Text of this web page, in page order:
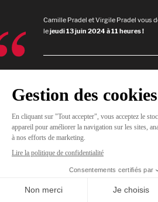
JE
Camille Pradel et Virgile Pradel vous
lejeudi 13 juin 2024 à 11 heures !